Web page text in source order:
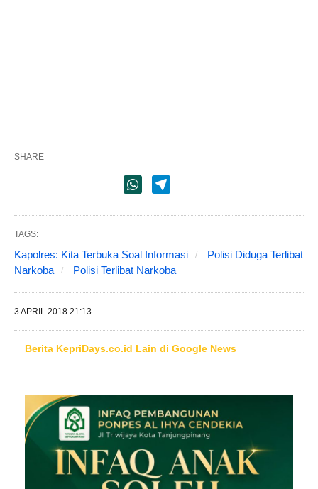
SHARE
TAGS:
Kapolres: Kita Terbuka Soal Informasi
Polisi Diduga Terlibat
Narkoba
Polisi Terlibat Narkoba
3 APRIL 2018 21:13
Berita KepriDays.co.id Lain di Google News